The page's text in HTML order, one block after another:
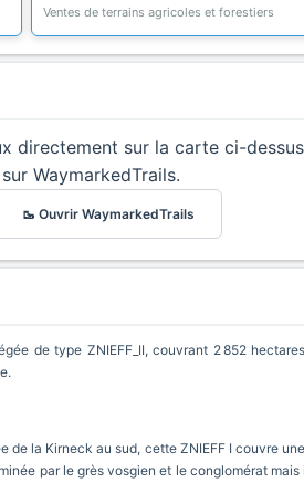
Ventes de terrains agricoles et forestiers
directement sur la carte ci-
WaymarkedTrails.
🥾 Ouvrir WaymarkedTrails
de type ZNIEFF_II, couvrant 2 852
de la Kirneck au sud, cette ZNIEFF I couvre
par le grès vosgien et le conglomérat